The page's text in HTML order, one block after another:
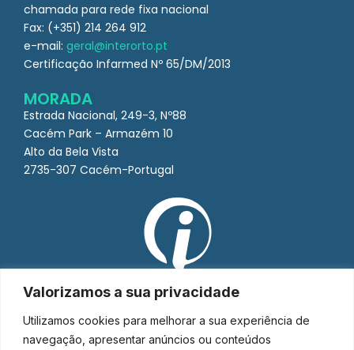
Valorizamos a sua privacidade
Utilizamos cookies para melhorar a sua experiência de
navegação, apresentar anúncios ou conteúdos
chamada para rede fixa nacional
Fax: (+351) 214 264 912
e-mail: geral@interorto.pt
Certificação Infarmed Nº 65/DM/2013
MORADA
Estrada Nacional, 249-3, Nº88
Cacém Park – Armazém 10
Alto da Bela Vista
2735-307 Cacém-Portugal